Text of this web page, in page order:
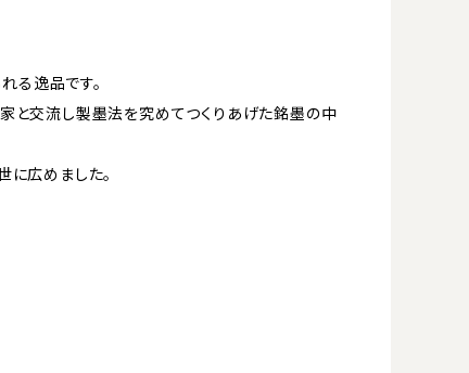
る逸品です。
と交流し製墨法を究めてつくりあげた銘墨の中
に広めました。